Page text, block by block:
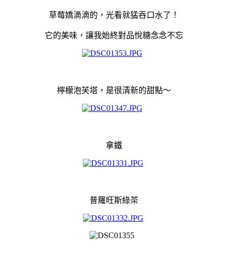
草莓嬌滴滴的，光看就猛吞口水了！
它的美味，讓我始終對品悅糖念念不忘
檸檬泡芙塔，是很清新的甜點～
拿鐵
普羅旺斯綠茶